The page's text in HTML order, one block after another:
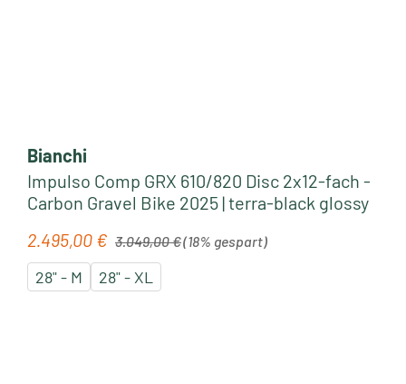
Bianchi
Impulso Comp GRX 610/820 Disc 2x12-fach -
Carbon Gravel Bike 2025 | terra-black glossy
Verkaufspreis:
2.495,00 € Regulärer Preis:
3.049,00 €(18% gespart)
28" - M 28" - XL